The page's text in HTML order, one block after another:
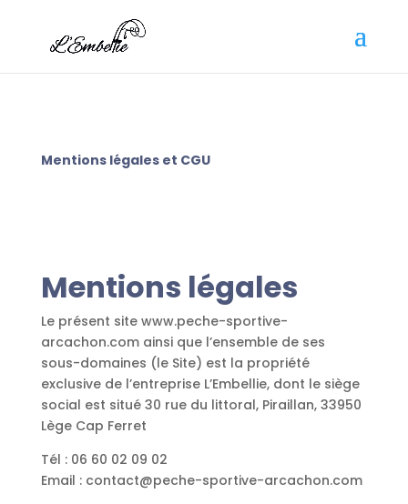
Mentions légales et CGU
Mentions légales
Le présent site www.peche-sportive-
arcachon.com ainsi que l’ensemble de ses
sous-domaines (le Site) est la propriété
exclusive de l’entreprise L’Embellie, dont le siège
social est situé 30 rue du littoral, Piraillan, 33950
Lège Cap Ferret
Tél : 06 60 02 09 02
Email : contact@peche-sportive-arcachon.com